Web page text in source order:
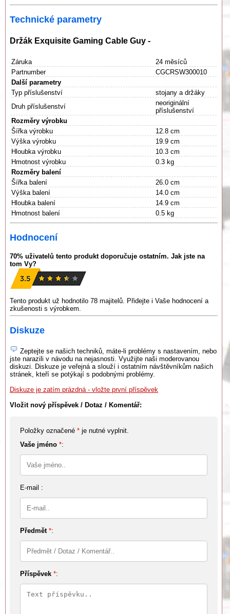
Technické parametry
Držák Exquisite Gaming Cable Guy -
Záruka
24 měsíců
Partnumber
CGCRSW300010
Další parametry
Typ příslušenství
stojany a držáky
Druh příslušenství
neoriginální
příslušenství
Rozměry výrobku
Šířka výrobku
12.8 cm
Výška výrobku
19.9 cm
Hloubka výrobku
10.3 cm
Hmotnost výrobku
0.3 kg
Rozměry balení
Šířka balení
26.0 cm
Výška balení
14.0 cm
Hloubka balení
14.9 cm
Hmotnost balení
0.5 kg
Hodnocení
70% uživatelů tento produkt doporučuje ostatním. Jak jste na
tom Vy?
Tento produkt už hodnotilo 78 majitelů. Přidejte i Vaše hodnocení a
zkušenosti s výrobkem.
Diskuze
Zeptejte se našich techniků, máte-li problémy s nastavením, nebo
jste narazili v návodu na nejasnosti. Využijte naši moderovanou
diskuzi. Diskuze je veřejná a slouží i ostatním návštěvníkům našich
stránek, kteří se potýkají s podobnými problémy.
Diskuze je zatím prázdná - vložte první příspěvek
Vložit nový příspěvek / Dotaz / Komentář:
Položky označené * je nutné vyplnit.
Vaše jméno *:
E-mail :
Předmět *:
Příspěvek *: